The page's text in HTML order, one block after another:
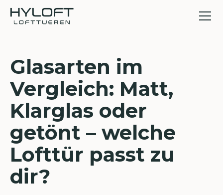
Glasarten im
Vergleich: Matt,
Klarglas oder
getönt – welche
Lofttür passt zu
dir?